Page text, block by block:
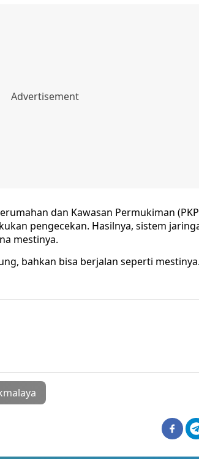
dan Kawasan Permukiman
pengecekan. Hasilnya, sistem
mestinya.
bahkan bisa berjalan seperti